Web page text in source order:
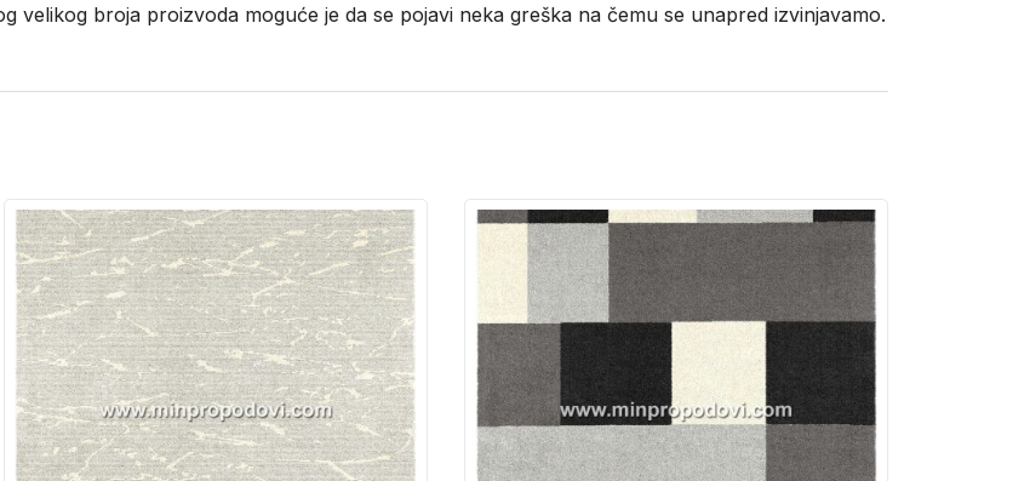
velikog broja proizvoda moguće je da se pojavi neka greška na čemu se unapred izvinjavamo.